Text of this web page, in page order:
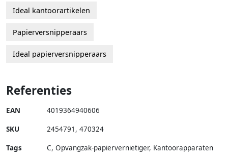
Ideal kantoorartikelen
Papierversnipperaars
Ideal papierversnipperaars
Referenties
EAN 4019364940606
SKU 2454791 , 470324
Tags
C, Opvangzak-papiervernietiger, Kantoorapparaten